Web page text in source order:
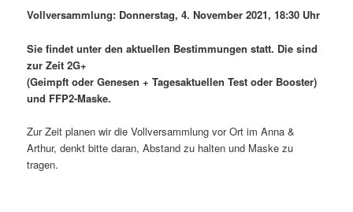
Vollversammlung: Donnerstag, 4. November 2021, 18:30 Uhr
Sie findet unter den aktuellen Bestimmungen statt. Die sind
zur Zeit 2G+
(Geimpft oder Genesen + Tagesaktuellen Test oder Booster)
und FFP2-Maske.
Zur Zeit planen wir die Vollversammlung vor Ort im Anna &
Arthur, denkt bitte daran, Abstand zu halten und Maske zu
tragen.